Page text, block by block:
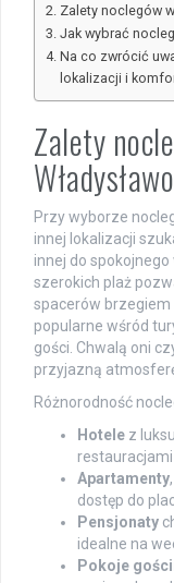
Zalety noclegów
Jak wybrać
Na co zwrócić
lokalizacji i
Zalety
Przy wyborze
innej lokalizacji
innej do
szerokich plaż
spacerów brzegiem
popularne wśród
gości. Chwalą oni
przyjazną
Różnorodność
Hotele z
restauracjami
Apartamenty
dostęp do
Pensjonaty
idealne na
Pokoje